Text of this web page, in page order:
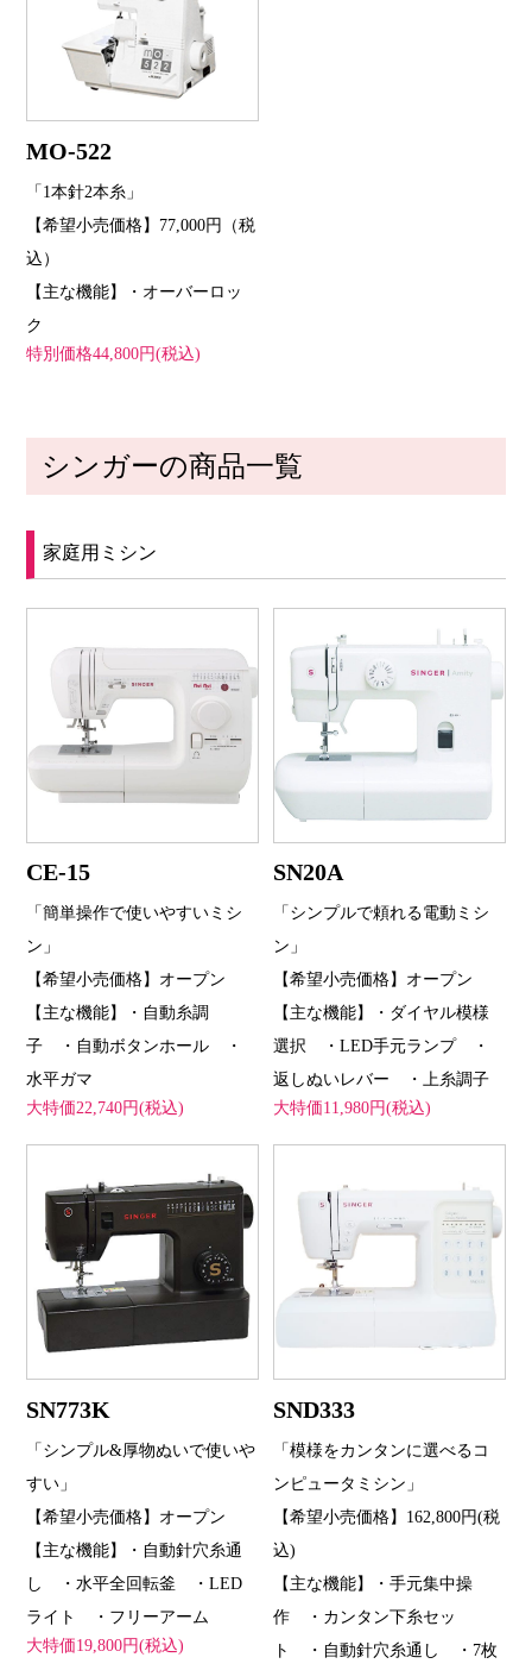
MO-522
「1本針2本糸」
【希望小売価格】77,000円（税
込）
【主な機能】・オーバーロッ
ク
特別価格44,800円(税込)
シンガーの商品一覧
家庭用ミシン
CE-15
「簡単操作で使いやすいミシ
ン」
【希望小売価格】オープン
【主な機能】・自動糸調
子 ・自動ボタンホール ・
水平ガマ
大特価22,740円(税込)
SN20A
「シンプルで頼れる電動ミシ
ン」
【希望小売価格】オープン
【主な機能】・ダイヤル模様
選択 ・LED手元ランプ ・
返しぬいレバー ・上糸調子
大特価11,980円(税込)
SN773K
「シンプル&厚物ぬいで使いや
すい」
【希望小売価格】オープン
【主な機能】・自動針穴糸通
し ・水平全回転釜 ・LED
ライト ・フリーアーム
大特価19,800円(税込)
SND333
「模様をカンタンに選べるコ
ンピュータミシン」
【希望小売価格】162,800円(税
込)
【主な機能】・手元集中操
作 ・カンタン下糸セッ
ト ・自動針穴糸通し ・7枚